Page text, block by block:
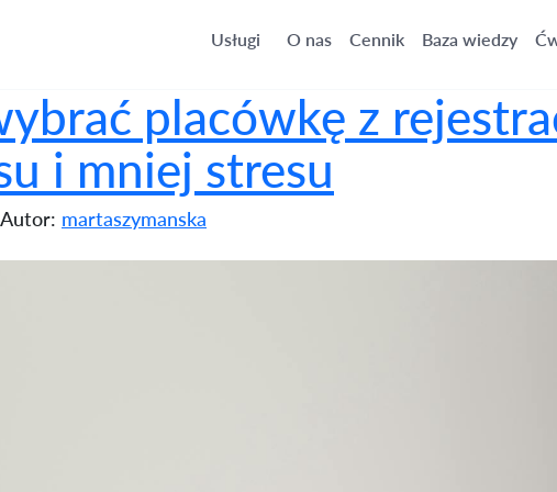
online? Oszczędność czasu i mniej stresu
Usługi O nas Cennik Baza wiedzy
placówkę z
i mniej stresu
Autor: martaszymanska